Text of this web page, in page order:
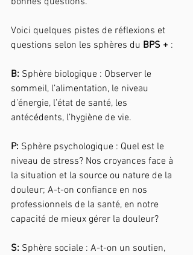
Voici quelques pistes de réflexions et
questions selon les sphères du BPS + :
B: Sphère biologique : Observer le
sommeil, l’alimentation, le niveau
d’énergie, l’état de santé, les
antécédents, l’hygiène de vie.
P: Sphère psychologique : Quel est le
niveau de stress? Nos croyances face à
la situation et la source ou nature de la
douleur; A-t-on confiance en nos
professionnels de la santé, en notre
capacité de mieux gérer la douleur?
S: Sphère sociale : A-t-on un soutien,